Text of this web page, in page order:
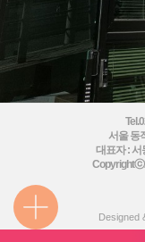
서울 동
대표자 :
Designed